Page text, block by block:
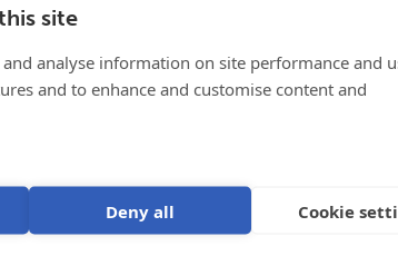
site
analyse information on site performance and
and to enhance and customise content and
Deny all Cookie
Ελληνικά
Українська
登录
VRM端口